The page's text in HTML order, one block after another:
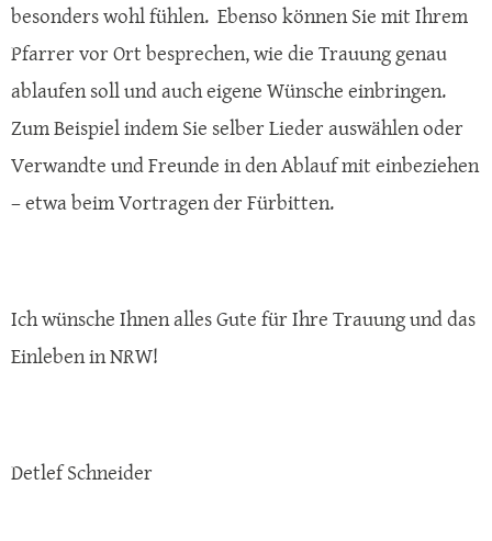
besonders wohl fühlen. Ebenso können Sie mit Ihrem
Pfarrer vor Ort besprechen, wie die Trauung genau
ablaufen soll und auch eigene Wünsche einbringen.
Zum Beispiel indem Sie selber Lieder auswählen oder
Verwandte und Freunde in den Ablauf mit einbeziehen
– etwa beim Vortragen der Fürbitten.
Ich wünsche Ihnen alles Gute für Ihre Trauung und das
Einleben in NRW!
Detlef Schneider